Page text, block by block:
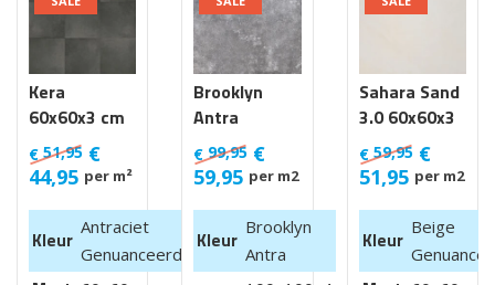
Kera
60x60x3 cm
Luik
€ 51,95 €
44,95 per m²
Kleur
Antraciet
Genuanceerd
Brooklyn
Antra
100x100x4
cm van €
99,95 m2
€ 99,95 €
59,95 per m2
Kleur
Brooklyn
Antra
Sahara Sand
3.0 60x60x3
cm
€59,95 €
51,95 per m2
Kleur
Beige